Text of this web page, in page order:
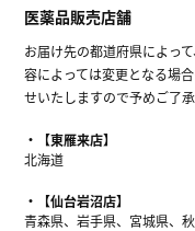
医薬品販売店舗
お届け先の都道府県によっ
容によっては変更となる場
せいたしますので予めご了承
【東雁来店】
北海道
【仙台岩沼店】
青森県、岩手県、宮城県、